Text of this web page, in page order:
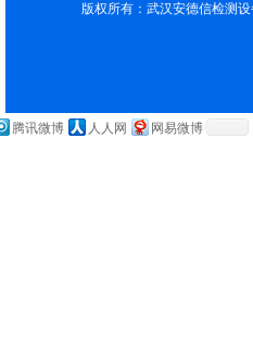
版权所有：武汉安德信检测
腾讯微博 人人网 网易微博